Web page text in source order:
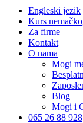
Engleski jezik
Kurs
Za firme
Kontakt
O nama
Mogi
Blog
Mogi i
065 26 88 928